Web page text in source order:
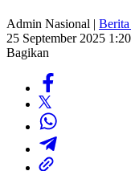
Admin Nasional |
25 September 2025
Bagikan